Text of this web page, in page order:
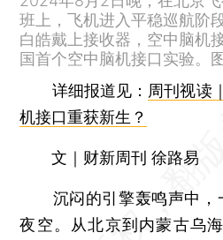
班上，飞机进入平稳巡航阶
白皓戴上接收器，空中脑机
国首个空中脑机接口实验。
详细报道见： 周刊视读
机接口重获新生？
文｜财新周刊 徐路易
沉闷的引擎轰鸣声中，
夜空。从北京到内蒙古乌